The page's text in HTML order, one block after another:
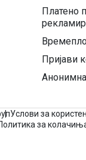
Платено
Пријави
Услови за
за